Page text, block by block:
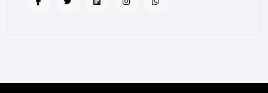
أكثر إنسانية
والتكاليف؟